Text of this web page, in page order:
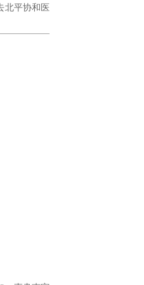
北平协和医